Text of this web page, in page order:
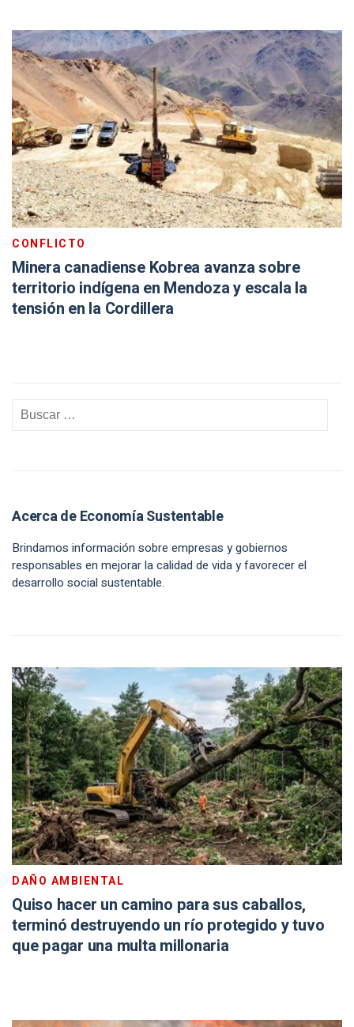
CONFLICTO
Minera canadiense Kobrea avanza sobre
territorio indígena en Mendoza y escala la
tensión en la Cordillera
Acerca de Economía Sustentable
Brindamos información sobre empresas y gobiernos
responsables en mejorar la calidad de vida y favorecer el
desarrollo social sustentable.
DAÑO AMBIENTAL
Quiso hacer un camino para sus caballos,
terminó destruyendo un río protegido y tuvo
que pagar una multa millonaria